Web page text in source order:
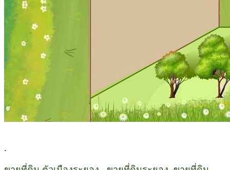
.